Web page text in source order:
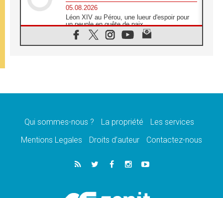
05.08.2026
Léon XIV au Pérou, une lueur d'espoir pour
un peuple en quête de paix
05.08.2026
SCEAM: L'Église en Afrique vers
en Argentine et au Pérou
Audience générale: la prière est un acte
04.08.2026
Léon XIV invite les Chevaliers de Colomb à
Qui sommes-nous ? La propriété
Les services
Mentions Legales
Droits d’auteur Contactez-nous